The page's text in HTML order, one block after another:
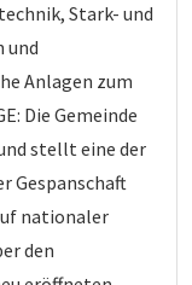
Stark- und
und
Anlagen zum
Die Gemeinde
stellt eine der
Gespanschaft
nationaler
den